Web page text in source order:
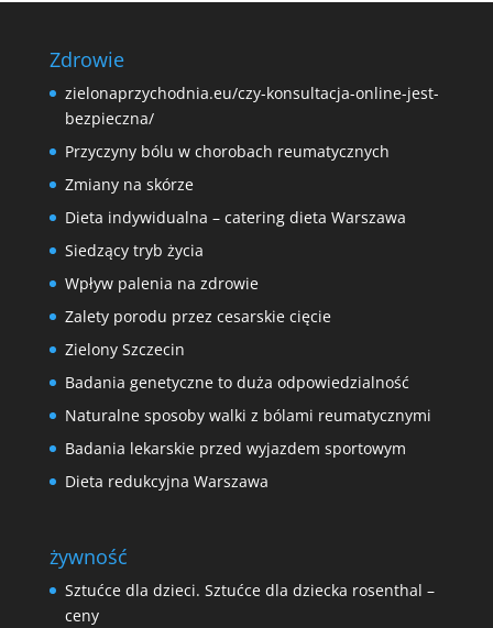
Zdrowie
zielonaprzychodnia.eu/czy-konsultacja-online-jest-
bezpieczna/
Przyczyny bólu w chorobach reumatycznych
Zmiany na skórze
Dieta indywidualna – catering dieta Warszawa
Siedzący tryb życia
Wpływ palenia na zdrowie
Zalety porodu przez cesarskie cięcie
Zielony Szczecin
Badania genetyczne to duża odpowiedzialność
Naturalne sposoby walki z bólami reumatycznymi
Badania lekarskie przed wyjazdem sportowym
Dieta redukcyjna Warszawa
żywność
Sztućce dla dzieci. Sztućce dla dziecka rosenthal –
ceny